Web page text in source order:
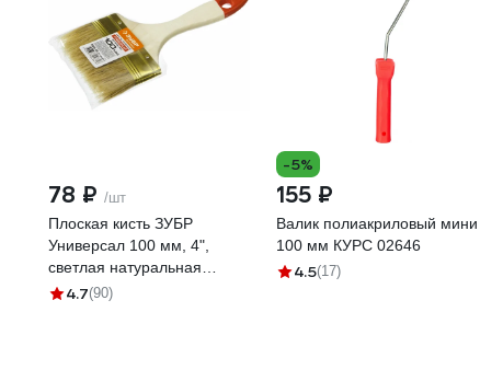
78 ₽ /шт
Плоская кисть ЗУБР
Универсал 100 мм, 4",
светлая натуральная
щетина 01099-100_z01
4.7(90)
-5%
155 ₽
Валик полиакриловый мини
100 мм КУРС 02646
4.5(17)